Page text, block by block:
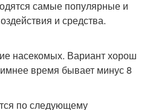
самые популярные и
и средства.
насекомых. Вариант хорош
время бывает минус 8
по следующему